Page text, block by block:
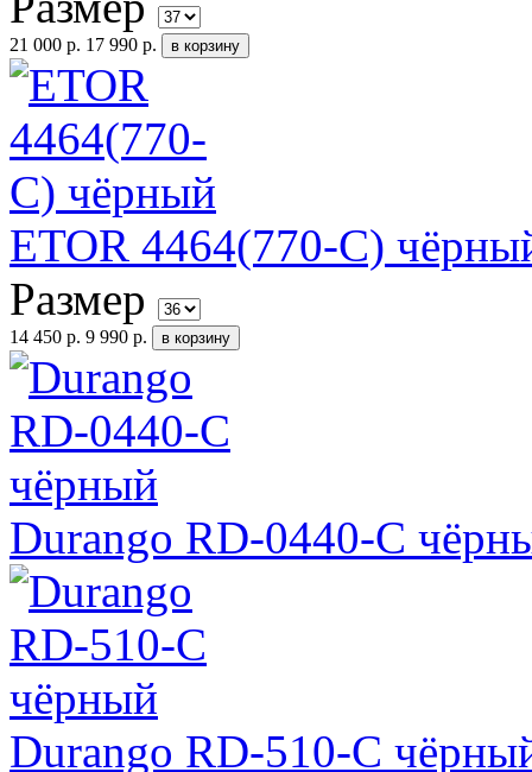
21 000 р. 17 990 р.
ETOR 4464(770-С)
Размер
14 450 р. 9 990 р.
Durango RD-0440-С
Durango RD-510-С